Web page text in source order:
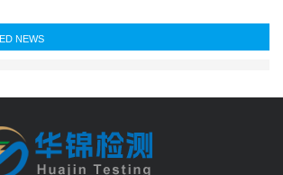
NEWS